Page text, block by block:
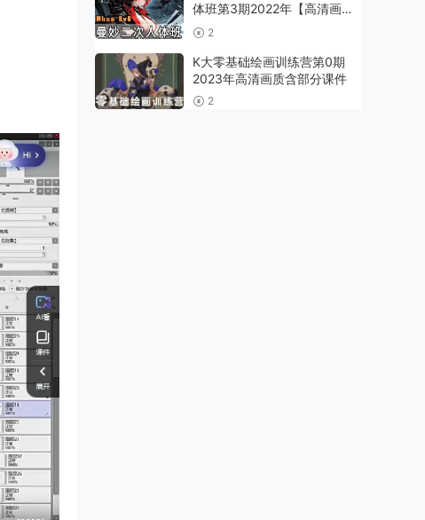
体班第3期2022年【高清画质
+课件笔刷】
2
K大零基础绘画训练营第0期
2023年高清画质含部分课件
2